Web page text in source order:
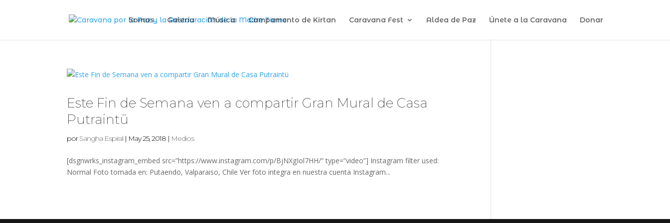
Somos Galería Música Campamento de Kirtan Caravana Fest Aldea de Paz Únete a la Caravana Donar
Este Fin de Semana ven a compartir Gran Mural de Casa
Putraintü
porSangha Espiral | May 25, 2018 | Medios
[dsgnwrks_instagram_embed src=”https://www.instagram.com/p/BjNXgIol7HH/” type=”video”] Instagram filter used:
Normal Foto tomada en: Putaendo, Valparaiso, Chile Ver foto integra en nuestra cuenta Instagram...